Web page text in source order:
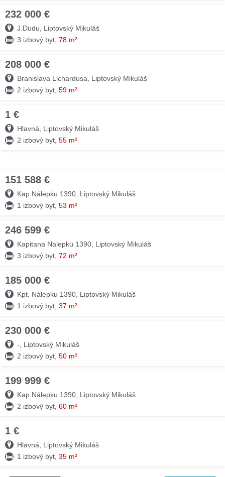
232 000 €
J.Dudu, Liptovský Mikuláš
3 izbový byt, 78 m²
208 000 €
Branislava Lichardusa, Liptovský Mikuláš
2 izbový byt, 59 m²
1 €
Hlavná, Liptovský Mikuláš
2 izbový byt, 55 m²
151 588 €
Kap.Nálepku 1390, Liptovský Mikuláš
1 izbový byt, 53 m²
246 599 €
Kapitana Nalepku 1390, Liptovský Mikuláš
3 izbový byt, 72 m²
185 000 €
Kpt. Nálepku 1390, Liptovský Mikuláš
1 izbový byt, 37 m²
230 000 €
-, Liptovský Mikuláš
2 izbový byt, 50 m²
199 999 €
Kap.Nálepku 1390, Liptovský Mikuláš
2 izbový byt, 60 m²
1 €
Hlavná, Liptovský Mikuláš
1 izbový byt, 35 m²